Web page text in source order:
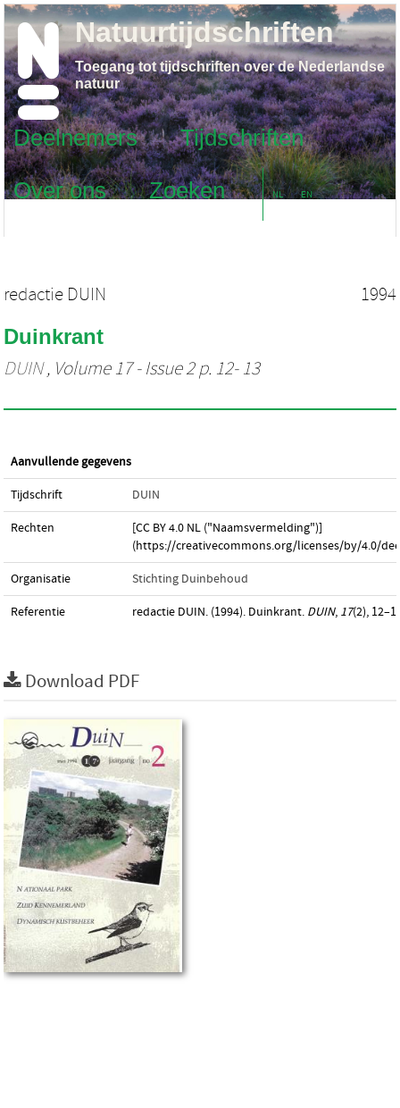
Deelnemers
Tijdschriften
Over ons
Zoeken NL EN
Natuurtijdschriften
Toegang tot tijdschriften over de Nederlandse
natuur
redactie DUIN 1994
Duinkrant
DUIN, Volume 17 - Issue 2 p. 12- 13
Aanvullende gegevens
Tijdschrift DUIN
Rechten
[CC BY 4.0 NL ("Naamsvermelding")]
(https://creativecommons.org/licenses/by/4.0/
Organisatie Stichting Duinbehoud
Referentie redactie DUIN. (1994). Duinkrant. DUIN, 17(2),
Download PDF